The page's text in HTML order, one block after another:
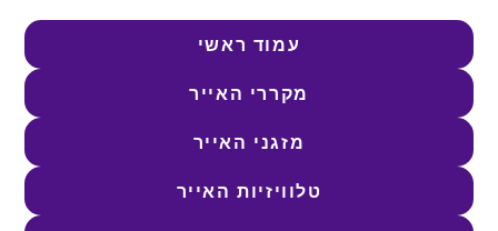
עמוד ראשי
מקררי האייר
מזגני האייר
טלוויזיות האייר